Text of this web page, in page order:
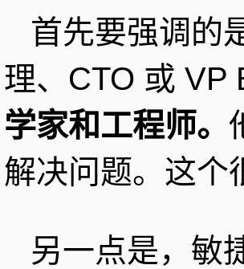
首先要强调的
理、CTO 或 VP
学家和工程师。
解决问题。这个
另一点是，敏